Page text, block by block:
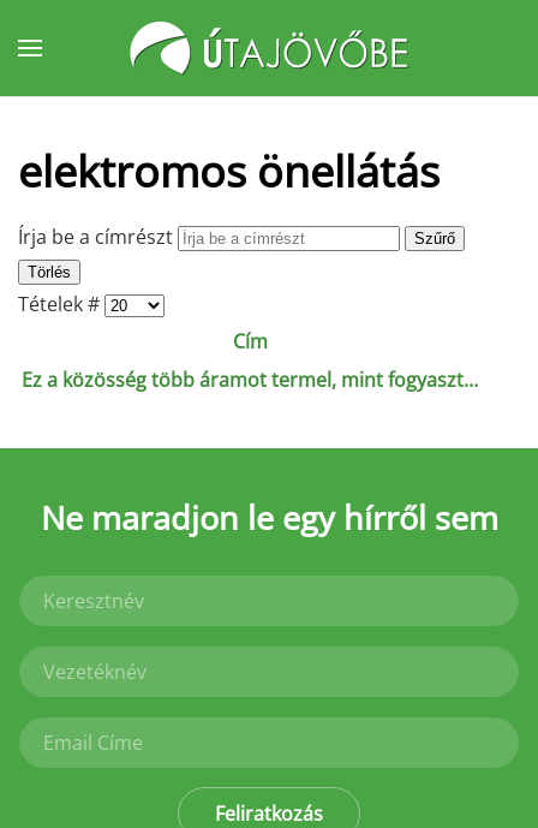
Fő tartalom átugrása
elektromos önellátás
Írja be a címrészt
Szűrő
Törlés
Tételek #
Cím
Ez a közösség több áramot termel, mint fogyaszt…
Ne maradjon le egy hírről sem
Feliratkozás